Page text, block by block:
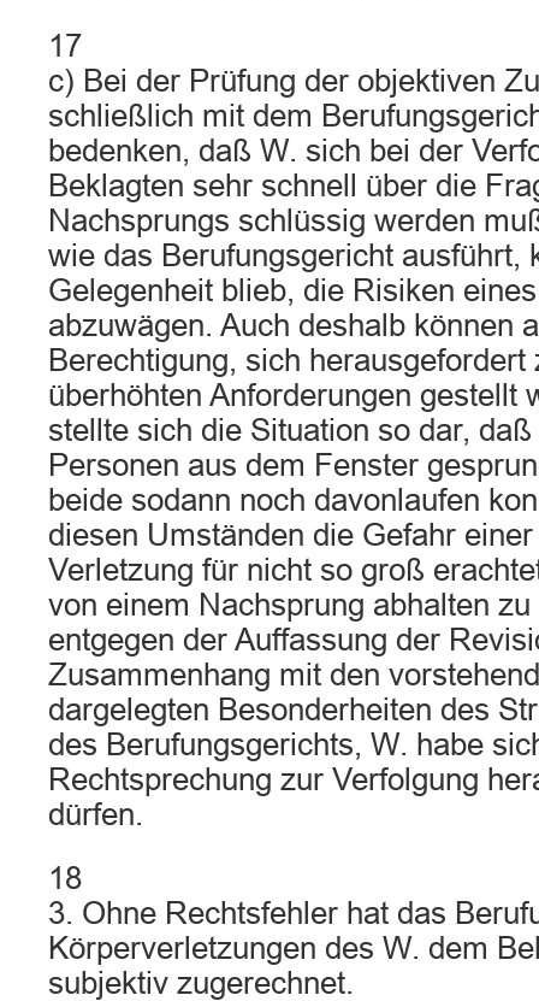
17
c) Bei der Prüfung der objektiven
schließlich mit dem
bedenken, daß W. sich bei der
Beklagten sehr schnell über die
Nachsprungs schlüssig werden
wie das Berufungsgericht ausführt,
Gelegenheit blieb, die Risiken
abzuwägen. Auch deshalb können
Berechtigung, sich herausgefordert
überhöhten Anforderungen gestellt
stellte sich die Situation so dar,
Personen aus dem Fenster
beide sodann noch davonlaufen
diesen Umständen die Gefahr
Verletzung für nicht so groß
von einem Nachsprung abhalten
entgegen der Auffassung der
Zusammenhang mit den
dargelegten Besonderheiten des
des Berufungsgerichts, W. habe
Rechtsprechung zur Verfolgung
dürfen.
18
3. Ohne Rechtsfehler hat das
Körperverletzungen des W. dem
subjektiv zugerechnet.